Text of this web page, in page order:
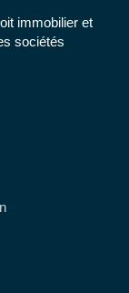
immobilier et
sociétés